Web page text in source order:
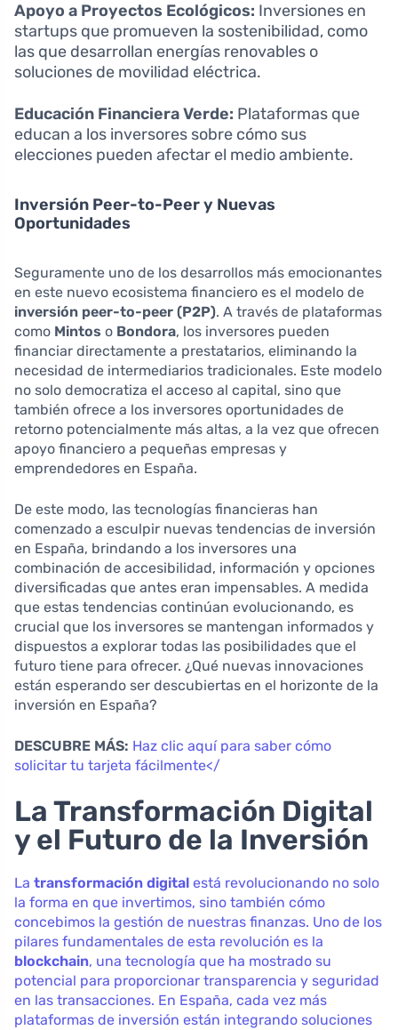
Apoyo a Proyectos Ecológicos: Inversiones en
startups que promueven la sostenibilidad, como
las que desarrollan energías renovables o
soluciones de movilidad eléctrica.
Educación Financiera Verde: Plataformas que
educan a los inversores sobre cómo sus
elecciones pueden afectar el medio ambiente.
Inversión Peer-to-Peer y Nuevas
Oportunidades
Seguramente uno de los desarrollos más emocionantes
en este nuevo ecosistema financiero es el modelo de
inversión peer-to-peer (P2P). A través de plataformas
como Mintos o Bondora, los inversores pueden
financiar directamente a prestatarios, eliminando la
necesidad de intermediarios tradicionales. Este modelo
no solo democratiza el acceso al capital, sino que
también ofrece a los inversores oportunidades de
retorno potencialmente más altas, a la vez que ofrecen
apoyo financiero a pequeñas empresas y
emprendedores en España.
De este modo, las tecnologías financieras han
comenzado a esculpir nuevas tendencias de inversión
en España, brindando a los inversores una
combinación de accesibilidad, información y opciones
diversificadas que antes eran impensables. A medida
que estas tendencias continúan evolucionando, es
crucial que los inversores se mantengan informados y
dispuestos a explorar todas las posibilidades que el
futuro tiene para ofrecer. ¿Qué nuevas innovaciones
están esperando ser descubiertas en el horizonte de la
inversión en España?
DESCUBRE MÁS: Haz clic aquí para saber cómo
solicitar tu tarjeta fácilmente</
La Transformación Digital
y el Futuro de la Inversión
La transformación digital está revolucionando no solo
la forma en que invertimos, sino también cómo
concebimos la gestión de nuestras finanzas. Uno de los
pilares fundamentales de esta revolución es la
blockchain, una tecnología que ha mostrado su
potencial para proporcionar transparencia y seguridad
en las transacciones. En España, cada vez más
plataformas de inversión están integrando soluciones